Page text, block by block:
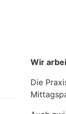
Wir
Die